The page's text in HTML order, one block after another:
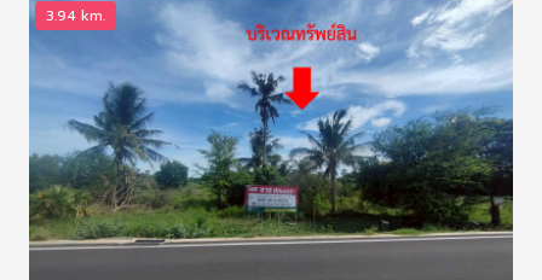
3.94 km.